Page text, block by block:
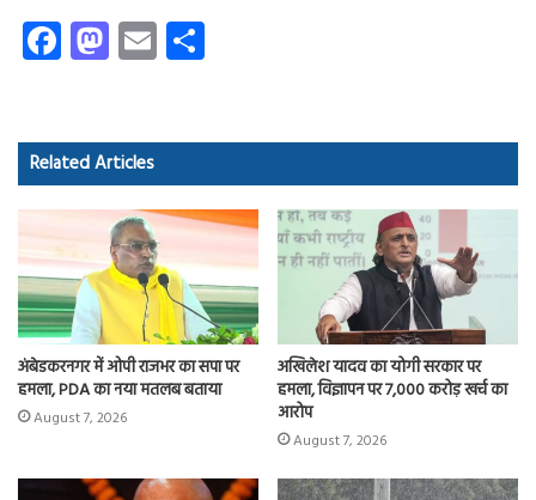
Fa
ce
o
ok
M
as
d
o
n
E
m
Related Articles
अंबेडकरनगर में ओपी राजभर का सपा पर
हमला, PDA का नया मतलब बताया
August 7, 2026
अखिलेश यादव का योगी सरकार पर
हमला, विज्ञापन पर 7,000 करोड़ खर्च का
आरोप
August 7, 2026